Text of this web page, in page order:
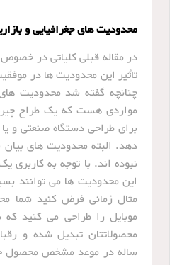
محدودیت های جغرافیایی و
در مقاله قبلی کلیاتی در
تأثیر این محدودیت ها در
چنانچه گفته شد محدودیت
مواردی هست که یک طراح
برای طراحی دستگاه صنعتی و
دهد. البته محدودیت های
نبوده اند. با توجه به کاربری
این محدودیت ها می توانند
مثال زمانی فرض کنید شما
موبایل را طراحی می کنید
محصولاتتان تبدیل شده و
ساله در موعد مشخص محصول